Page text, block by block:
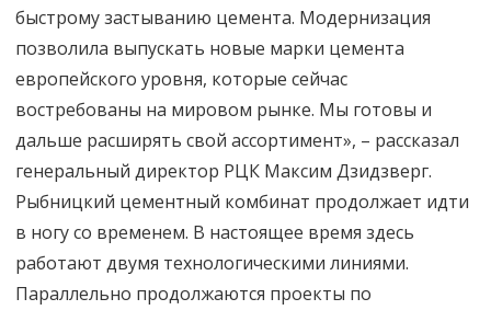
быстрому застыванию цемента. Модернизация
позволила выпускать новые марки цемента
европейского уровня, которые сейчас
востребованы на мировом рынке. Мы готовы и
дальше расширять свой ассортимент», – рассказал
генеральный директор РЦК Максим Дзидзверг.
Рыбницкий цементный комбинат продолжает идти
в ногу со временем. В настоящее время здесь
работают двумя технологическими линиями.
Параллельно продолжаются проекты по